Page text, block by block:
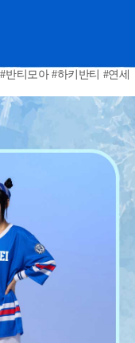
티모아 #하키반티 #연세